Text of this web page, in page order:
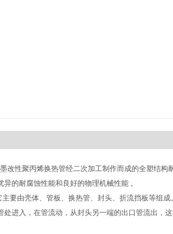
改性聚丙烯换热管经二次加工制作而成的全塑结构
的耐腐蚀性能和良好的物理机械性能 。
要由壳体、管板、换热管、封头、折流挡板等组成。
进入，在管流动，从封头另一端的出口管流出，这